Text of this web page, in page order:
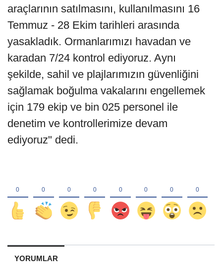
araçlarının satılmasını, kullanılmasını 16
Temmuz - 28 Ekim tarihleri arasında
yasakladık. Ormanlarımızı havadan ve
karadan 7/24 kontrol ediyoruz. Aynı
şekilde, sahil ve plajlarımızın güvenliğini
sağlamak boğulma vakalarını engellemek
için 179 ekip ve bin 025 personel ile
denetim ve kontrollerimize devam
ediyoruz" dedi.
YORUMLAR